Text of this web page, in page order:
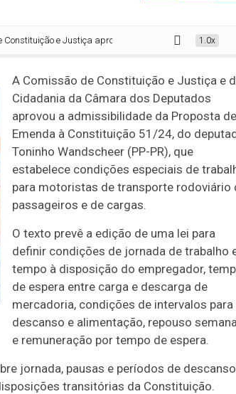
e Justiça aprova proposta sobre jornada e pausas
1.0x
A Comissão de Constituição e Justiça e
Cidadania da Câmara dos Deputados
aprovou a admissibilidade da Proposta de
Emenda à Constituição 51/24, do
Toninho Wandscheer (PP-PR), que
estabelece condições especiais de
para motoristas de transporte rodoviário
passageiros e de cargas.
O texto prevê a edição de uma lei para
definir condições de jornada de trabalho
tempo à disposição do empregador,
de espera entre carga e descarga de
mercadoria, condições de intervalos para
descanso e alimentação, repouso
e remuneração por tempo de espera.
jornada, pausas e períodos de descanso
transitórias da Constituição.